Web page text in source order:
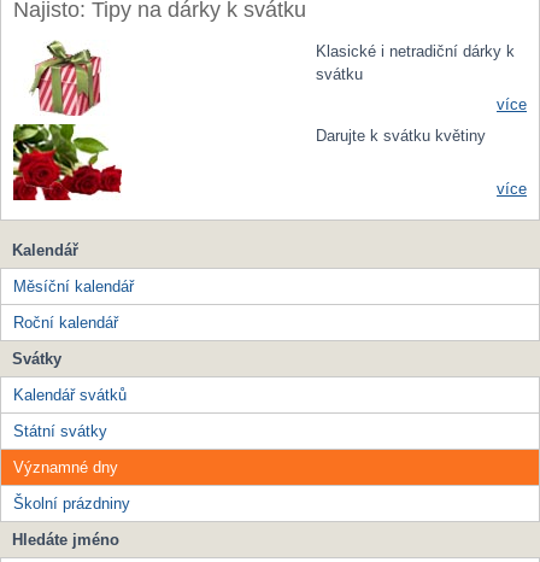
Najisto: Tipy na dárky k svátku
Klasické i netradiční dárky k
svátku
více
Darujte k svátku květiny
více
Kalendář
Měsíční kalendář
Roční kalendář
Svátky
Kalendář svátků
Státní svátky
Významné dny
Školní prázdniny
Hledáte jméno